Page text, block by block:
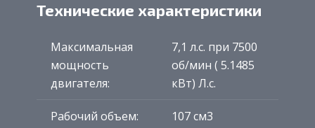
Технические характеристики
Максимальная
мощность
двигателя:
7,1 л.с. при 7500
об/мин ( 5.1485
кВт) Л.с.
Рабочий объем: 107 см3